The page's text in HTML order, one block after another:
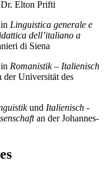
Elton Prifti
Linguistica generale e
dell’italiano a
di Siena
Romanistik – Italienisch
der Universität des
und Italienisch -
an der Johannes-